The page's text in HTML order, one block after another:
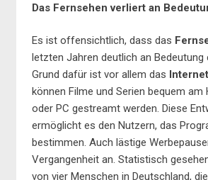
Das Fernsehen verliert an
Es ist offensichtlich, dass das
letzten Jahren deutlich an Bedeutung
Grund dafür ist vor allem das Internet
können Filme und Serien bequem am
oder PC gestreamt werden. Diese
ermöglicht es den Nutzern, das
bestimmen. Auch lästige
Vergangenheit an. Statistisch
von vier Menschen in Deutschland,